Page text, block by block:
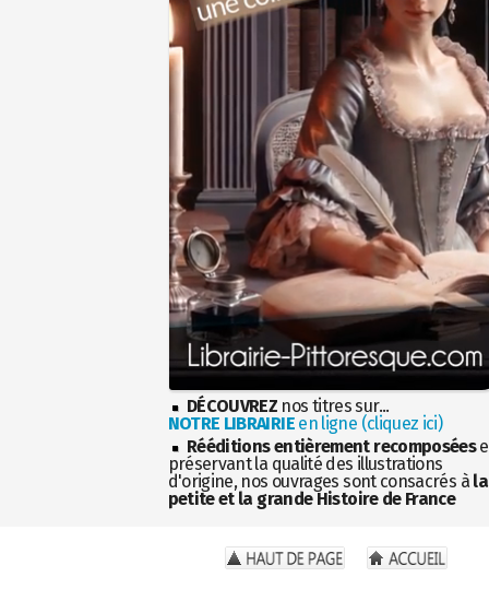
DÉCOUVREZ nos titres sur...
NOTRE LIBRAIRIEen ligne (cliquez ici)
Rééditions entièrement recomposées
préservant la qualité des illustrations
d'origine, nos ouvrages sont consacrés à la
petite et la grande Histoire de France